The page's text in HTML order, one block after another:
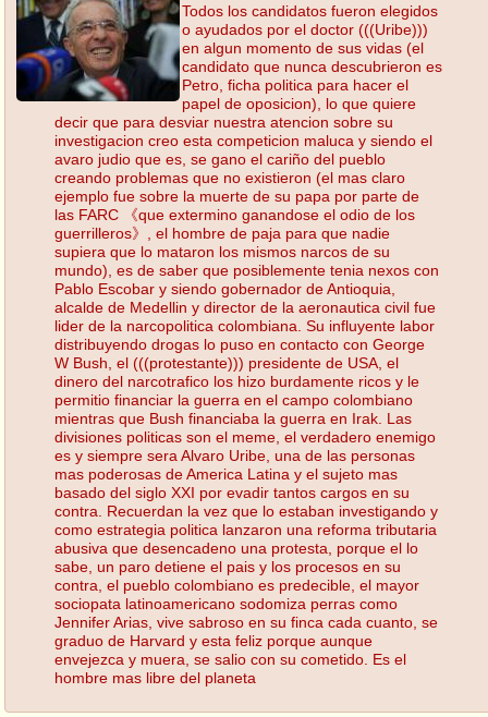
Todos los candidatos fueron elegidos
o ayudados por el doctor (((Uribe)))
en algun momento de sus vidas (el
candidato que nunca descubrieron es
Petro, ficha politica para hacer el
papel de oposicion), lo que quiere
decir que para desviar nuestra atencion sobre su
investigacion creo esta competicion maluca y siendo el
avaro judio que es, se gano el cariño del pueblo
creando problemas que no existieron (el mas claro
ejemplo fue sobre la muerte de su papa por parte de
las FARC 《que extermino ganandose el odio de los
guerrilleros》, el hombre de paja para que nadie
supiera que lo mataron los mismos narcos de su
mundo), es de saber que posiblemente tenia nexos con
Pablo Escobar y siendo gobernador de Antioquia,
alcalde de Medellin y director de la aeronautica civil fue
lider de la narcopolitica colombiana. Su influyente labor
distribuyendo drogas lo puso en contacto con George
W Bush, el (((protestante))) presidente de USA, el
dinero del narcotrafico los hizo burdamente ricos y le
permitio financiar la guerra en el campo colombiano
mientras que Bush financiaba la guerra en Irak. Las
divisiones politicas son el meme, el verdadero enemigo
es y siempre sera Alvaro Uribe, una de las personas
mas poderosas de America Latina y el sujeto mas
basado del siglo XXI por evadir tantos cargos en su
contra. Recuerdan la vez que lo estaban investigando y
como estrategia politica lanzaron una reforma tributaria
abusiva que desencadeno una protesta, porque el lo
sabe, un paro detiene el pais y los procesos en su
contra, el pueblo colombiano es predecible, el mayor
sociopata latinoamericano sodomiza perras como
Jennifer Arias, vive sabroso en su finca cada cuanto, se
graduo de Harvard y esta feliz porque aunque
envejezca y muera, se salio con su cometido. Es el
hombre mas libre del planeta